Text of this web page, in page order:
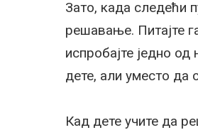
Зато, када следећи
решавање. Питајте
испробајте једно
дете, али уместо да
Кад дете учите да